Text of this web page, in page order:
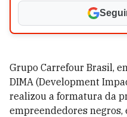
Grupo Carrefour Brasil,
DIMA (Development
realizou a formatura da
empreendedores